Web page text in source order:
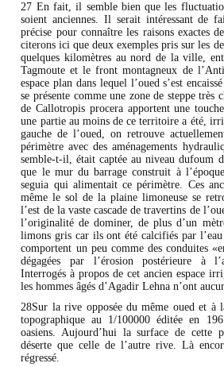
27 En fait, il semble bien que les
soient anciennes. Il serait intéressant de
précise pour connaître les raisons exactes
citerons ici que deux exemples pris sur les
quelques kilomètres au nord de la ville,
Tagmoute et le front montagneux de
espace plan dans lequel l’oued s’est
se présente comme une zone de steppe très
de Callotropis procera apportent une
une partie au moins de ce territoire a été,
gauche de l’oued, on retrouve
périmètre avec des aménagements
semble-t-il, était captée au niveau dufoum
que le mur du barrage construit à
seguia qui alimentait ce périmètre. Ces
même le sol de la plaine limoneuse se
l’est de la vaste cascade de travertins de
l’originalité de dominer, de plus d’un
limons gris car ils ont été calcifiés par
comportent un peu comme des conduites
dégagées par l’érosion postérieure à
Interrogés à propos de cet ancien espace
les hommes âgés d’Agadir Lehna n’ont
28Sur la rive opposée du même oued et à
topographique au 1/100000 éditée en
oasiens. Aujourd’hui la surface de cette
déserte que celle de l’autre rive. Là
régressé.